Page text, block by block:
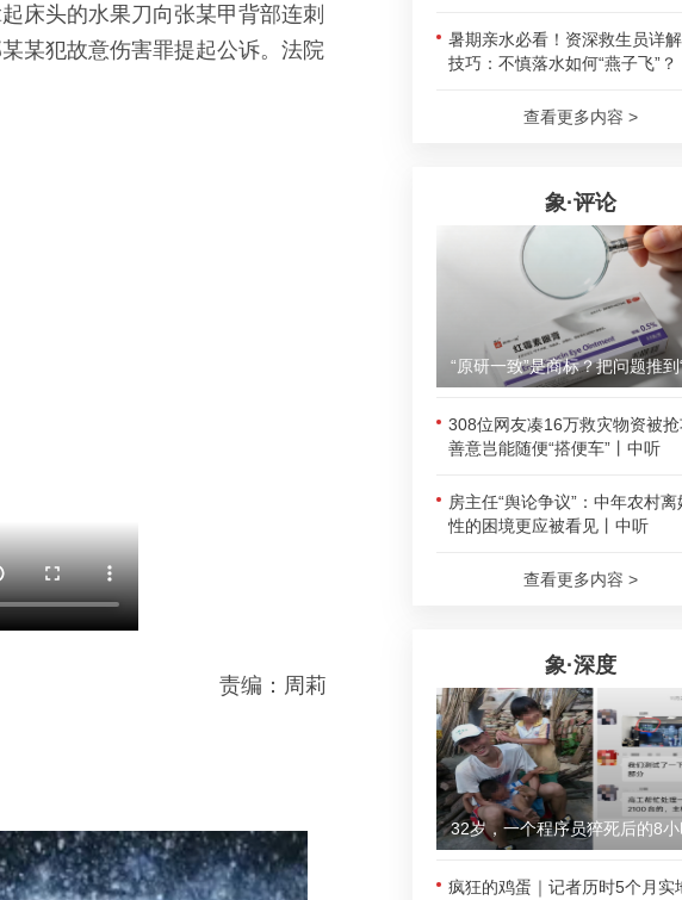
床头的水果刀向张某甲背部连刺
某犯故意伤害罪提起公诉。法院
责编：周莉
暑期亲水必看！资深救生员详
技巧：不慎落水如何“燕子飞”？
查看更多内容 >
象·评论
308位网友凑16万救灾物资被
善意岂能随便“搭便车”丨中听
房主任“舆论争议”：中年农村离
性的困境更应被看见丨中听
查看更多内容 >
象·深度
32岁，一个程序员猝死后的8
疯狂的鸡蛋｜记者历时5个月实